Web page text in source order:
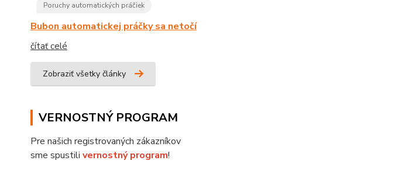
Poruchy automatických práčiek
Bubon automatickej práčky sa netočí
čítať celé
Zobraziť všetky články
VERNOSTNÝ PROGRAM
Pre našich registrovaných zákazníkov
sme spustili vernostný program!